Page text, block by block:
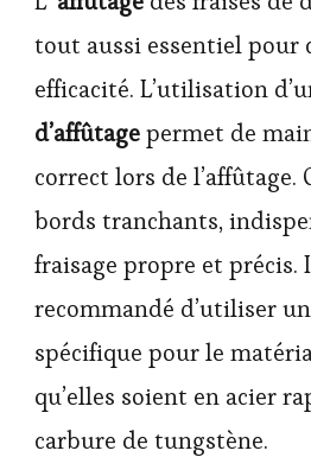
tout aussi essentiel pour
efficacité. L’utilisation
d’affûtagepermet de
correct lors de l’affûtage.
bords tranchants,
fraisage propre et précis.
recommandé d’utiliser
spécifique pour le
qu’elles soient en acier
carbure de tungstène.